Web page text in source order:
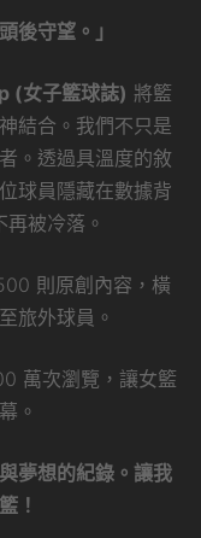
後守望。」
(女子籃球誌) 將籃
結合。我們不只是
。透過具溫度的敘
球員隱藏在數據背
被冷落。
則原創內容，橫
旅外球員。
萬次瀏覽，讓女籃
。
夢想的紀錄。讓我
！